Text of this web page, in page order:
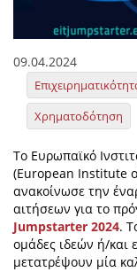
09.04.2024
Χρηματοδότηση
Το Ευρωπαϊκό
(European Institute
ανακοίνωσε την
αιτήσεων για το
Jumpstarter 2024.
ομάδες ιδεών ή/και
μετατρέψουν μία